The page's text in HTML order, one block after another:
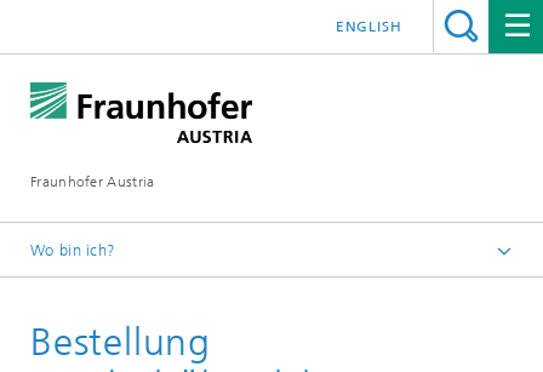
Fraunhofer Austria
ENGLISH
Wo bin ich?
Publikationen
Bestellung